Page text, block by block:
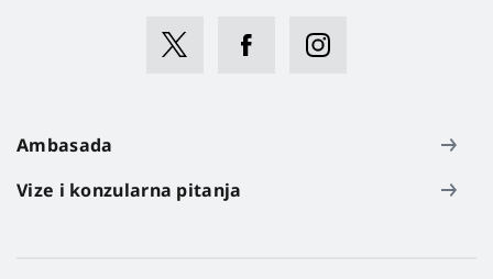
Ambasada
Vize i konzularna pitanja